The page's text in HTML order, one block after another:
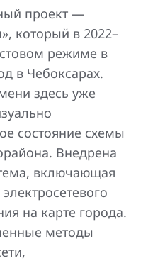
проект —
который в 2022–
режиме в
в Чебоксарах.
здесь уже
состояние схемы
Внедрена
включающая
на карте города.
методы